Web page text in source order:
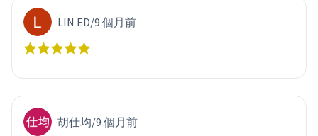
LIN ED/9 個月前
胡仕均/9 個月前